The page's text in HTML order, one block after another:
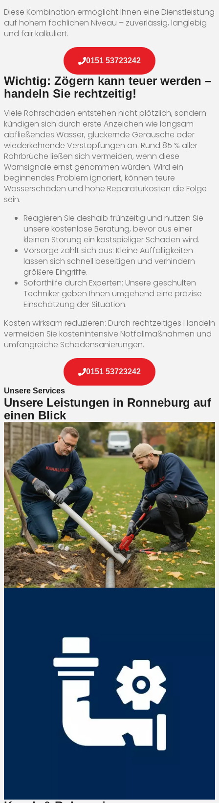
Diese Kombination ermöglicht Ihnen eine Dienstleistung
auf hohem fachlichen Niveau – zuverlässig, langlebig
und fair kalkuliert.
0151 53723242
Wichtig: Zögern kann teuer werden –
handeln Sie rechtzeitig!
Viele Rohrschäden entstehen nicht plötzlich, sondern
kündigen sich durch erste Anzeichen wie langsam
abfließendes Wasser, gluckernde Geräusche oder
wiederkehrende Verstopfungen an. Rund 85 % aller
Rohrbrüche ließen sich vermeiden, wenn diese
Warnsignale ernst genommen würden. Wird ein
beginnendes Problem ignoriert, können teure
Wasserschäden und hohe Reparaturkosten die Folge
sein.
Reagieren Sie deshalb frühzeitig und nutzen Sie
unsere kostenlose Beratung, bevor aus einer
kleinen Störung ein kostspieliger Schaden wird.
Vorsorge zahlt sich aus: Kleine Auffälligkeiten
lassen sich schnell beseitigen und verhindern
größere Eingriffe.
Soforthilfe durch Experten: Unsere geschulten
Techniker geben Ihnen umgehend eine präzise
Einschätzung der Situation.
Kosten wirksam reduzieren: Durch rechtzeitiges Handeln
vermeiden Sie kostenintensive Notfallmaßnahmen und
umfangreiche Schadensanierungen.
0151 53723242
Unsere Services
Unsere Leistungen in Ronneburg auf
einen Blick